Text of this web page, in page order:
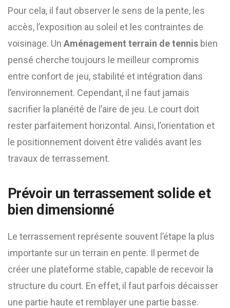
Pour cela, il faut observer le sens de la pente, les
accès, l’exposition au soleil et les contraintes de
voisinage. Un Aménagement terrain de tennis bien
pensé cherche toujours le meilleur compromis
entre confort de jeu, stabilité et intégration dans
l’environnement. Cependant, il ne faut jamais
sacrifier la planéité de l’aire de jeu. Le court doit
rester parfaitement horizontal. Ainsi, l’orientation et
le positionnement doivent être validés avant les
travaux de terrassement.
Prévoir un terrassement solide et
bien dimensionné
Le terrassement représente souvent l’étape la plus
importante sur un terrain en pente. Il permet de
créer une plateforme stable, capable de recevoir la
structure du court. En effet, il faut parfois décaisser
une partie haute et remblayer une partie basse.